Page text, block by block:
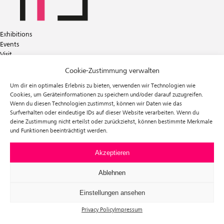
Cookie-Zustimmung verwalten
Um dir ein optimales Erlebnis zu bieten, verwenden wir Technologien wie
Cookies, um Geräteinformationen zu speichern und/oder darauf zuzugreifen.
Wenn du diesen Technologien zustimmst, können wir Daten wie das
Surfverhalten oder eindeutige IDs auf dieser Website verarbeiten. Wenn du
deine Zustimmung nicht erteilst oder zurückziehst, können bestimmte Merkmale
und Funktionen beeinträchtigt werden.
Akzeptieren
Ablehnen
Einstellungen ansehen
Privacy PolicyImpressum
Exhibitions
Events
Visit
Förderverein f³
Newsletter
Instagram
Facebook
f³ – freiraum für fotografie
Prinzessinnenstraße 30
Telefon: +49 30 63961119